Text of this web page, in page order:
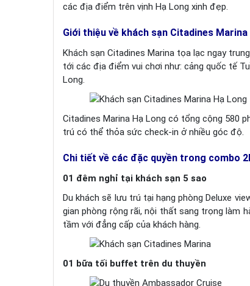
các địa điểm trên vịnh Hạ Long xinh đẹp.
Giới thiệu về khách sạn Citadines Marina
Khách sạn Citadines Marina tọa lạc ngay
tới các địa điểm vui chơi như: cảng quốc tế
Long.
Citadines Marina Hạ Long có tổng cộng 580
trú có thể thỏa sức check-in ở nhiều góc độ.
Chi tiết về các đặc quyền trong combo
01 đêm nghỉ tại khách sạn 5 sao
Du khách sẽ lưu trú tại hạng phòng Deluxe
gian phòng rộng rãi, nội thất sang trọng làm
tầm với đẳng cấp của khách hàng.
01 bữa tối buffet trên du thuyền